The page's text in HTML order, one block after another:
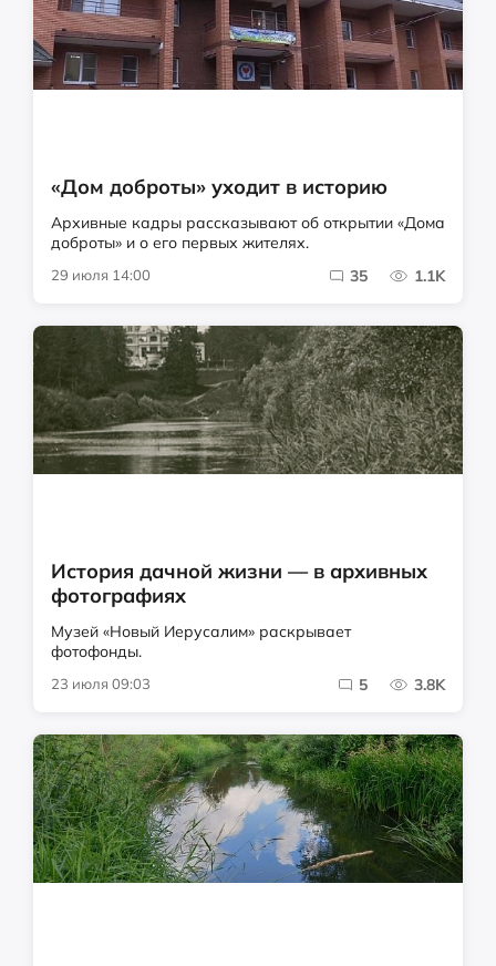
«Дом доброты» уходит в историю
Архивные кадры рассказывают об открытии «Дома
доброты» и о его первых жителях.
29 июля 14:00 35 1.1K
История дачной жизни — в архивных
фотографиях
Музей «Новый Иерусалим» раскрывает
фотофонды.
23 июля 09:03 5 3.8K